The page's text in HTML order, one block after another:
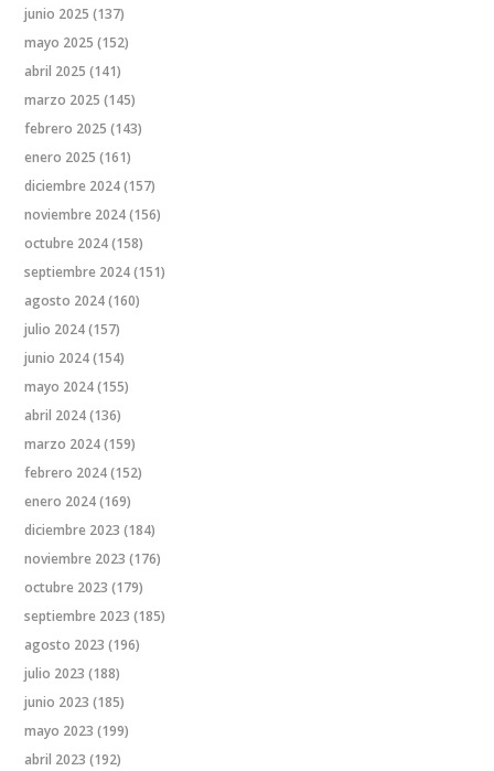
junio 2025 (137)
mayo 2025 (152)
abril 2025 (141)
marzo 2025 (145)
febrero 2025 (143)
enero 2025 (161)
diciembre 2024(157)
noviembre 2024(156)
octubre 2024(158)
septiembre 2024(151)
agosto 2024(160)
julio 2024(157)
junio 2024(154)
mayo 2024(155)
abril 2024(136)
marzo 2024(159)
febrero 2024(152)
enero 2024(169)
diciembre 2023 (184)
noviembre 2023 (176)
octubre 2023 (179)
septiembre 2023 (185)
agosto 2023 (196)
julio 2023 (188)
junio 2023 (185)
mayo 2023 (199)
abril 2023 (192)